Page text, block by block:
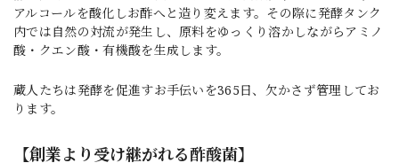
アルコールを酸化しお酢へと造り変えます。その際に発酵タンク
内では自然の対流が発生し、原料をゆっくり溶かしながらアミノ
酸・クエン酸・有機酸を生成します。
蔵人たちは発酵を促進すお手伝いを365日、欠かさず管理してお
ります。
【創業より受け継がれる酢酸菌】